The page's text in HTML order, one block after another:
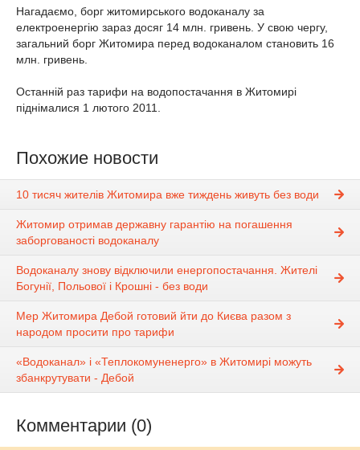
Нагадаємо, борг житомирського водоканалу за
електроенергію зараз досяг 14 млн. гривень. У свою чергу,
загальний борг Житомира перед водоканалом становить 16
млн. гривень.
Останній раз тарифи на водопостачання в Житомирі
піднімалися 1 лютого 2011.
Похожие новости
10 тисяч жителів Житомира вже тиждень живуть без води
Житомир отримав державну гарантію на погашення
заборгованості водоканалу
Водоканалу знову відключили енергопостачання. Жителі
Богунії, Польової і Крошні - без води
Мер Житомира Дебой готовий йти до Києва разом з
народом просити про тарифи
«Водоканал» і «Теплокомуненерго» в Житомирі можуть
збанкрутувати - Дебой
Комментарии (0)